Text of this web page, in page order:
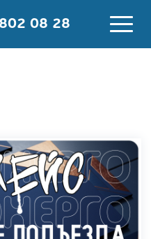
08 28